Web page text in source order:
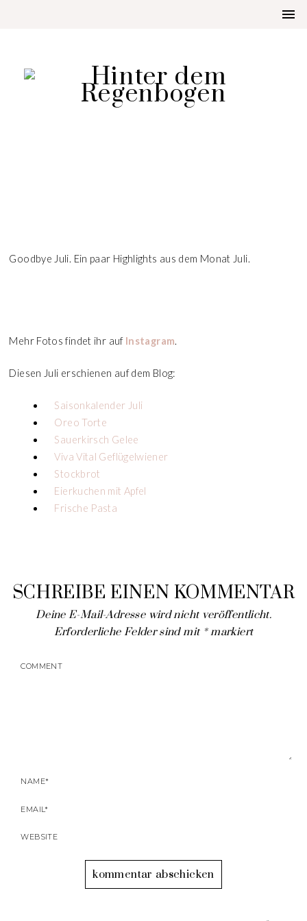
Goodbye Juli. Ein paar Highlights aus dem Monat Juli.
Mehr Fotos findet ihr auf Instagram.
Diesen Juli erschienen auf dem Blog:
Saisonkalender Juli
Oreo Torte
Sauerkirsch Gelee
Viva Vital Geflügelwiener
Stockbrot
Eierkuchen mit Apfel
Frische Pasta
SCHREIBE EINEN KOMMENTAR
Deine E-Mail-Adresse wird nicht veröffentlicht.
Erforderliche Felder sind mit *markiert